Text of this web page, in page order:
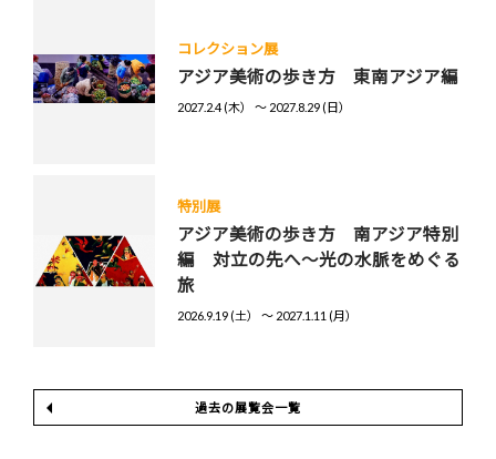
コレクション展
アジア美術の歩き方 東南アジア編
2027.2.4 (木） 〜 2027.8.29 (日）
特別展
アジア美術の歩き方 南アジア特別
編 対立の先へ～光の水脈をめぐる
旅
2026.9.19 (土） 〜 2027.1.11 (月）
過去の展覧会一覧